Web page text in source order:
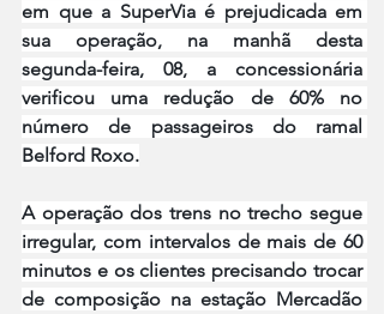
em que a SuperVia é prejudicada em
sua operação, na manhã desta
segunda-feira, 08, a concessionária
verificou uma redução de 60% no
número de passageiros do ramal
Belford Roxo.
A operação dos trens no trecho segue
irregular, com intervalos de mais de 60
minutos e os clientes precisando trocar
de composição na estação Mercadão